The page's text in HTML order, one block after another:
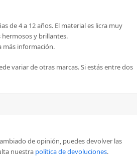
de 4 a 12 años. El material es licra muy
hermosos y brillantes.
más información.
variar de otras marcas. Si estás entre dos
de opinión, puedes devolver las
nuestra política de devoluciones.